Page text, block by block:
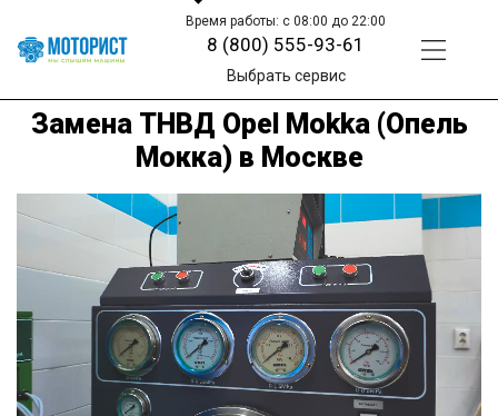
Время работы: с 08:00 до 22:00
8 (800) 555-93-61
Выбрать сервис
Замена ТНВД Opel Mokka (Опель
Мокка) в Москве